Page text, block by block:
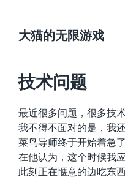
大猫的无限游戏
技术问题
最近很多问题，很多技
我不得不面对的是，我
菜鸟导师终于开始着急了
在他认为，这个时候我
此刻正在惬意的边吃东